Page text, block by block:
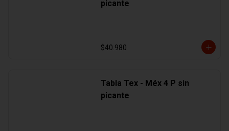
picante
$40.980
Tabla Tex - Méx 4 P sin
picante